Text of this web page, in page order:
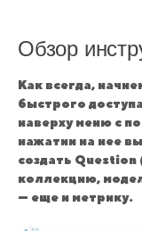
Обзор
Как всегда,
быстрого
наверху меню с
нажатии на нее
создать
коллекцию,
— еще и метрику.